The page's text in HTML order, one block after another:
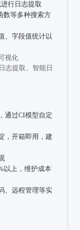
行日志提取
数等多种搜索方
、字段值统计以
视化
志提取、智能日
通过CI模型自定
，开箱即用，建
以上，维护成本
、远程管理等实